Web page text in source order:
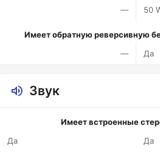
—
50
Имеет обратную реверсивную
—
Да
Звук
Имеет встроенные
Да
Да